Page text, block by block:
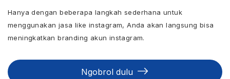
Hanya dengan beberapa langkah sederhana untuk
menggunakan jasa like instagram, Anda akan langsung bisa
meningkatkan branding akun instagram.
Ngobrol dulu